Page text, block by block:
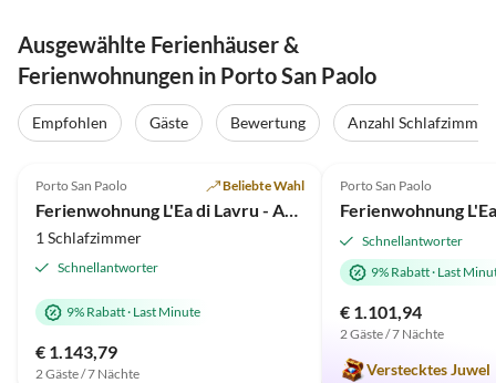
Ausgewählte Ferienhäuser &
Ferienwohnungen in Porto San Paolo
Empfohlen Gäste Bewertung
Anzahl Schlafzimmer
Porto San Paolo Beliebte Wahl
1 Schlafzimmer
Schnellantworter
9% Rabatt· Last Minute
€ 1.143,79
2 Gäste / 7 Nächte
Porto San Paolo
Schnellantworter
9% Rabatt· Last
€ 1.101,94
2 Gäste / 7 Nächte
Verstecktes Juwel